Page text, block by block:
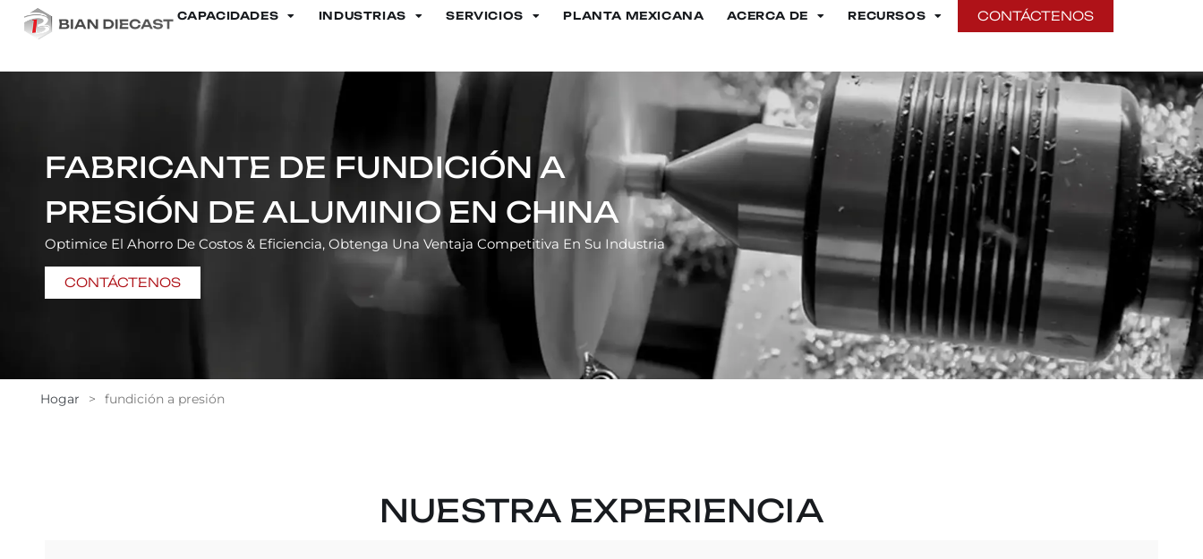
CAPACIDADES INDUSTRIAS SERVICIOS PLANTA MEXICANA ACERCA DE RECURSOS CONTÁCTENOS
FABRICANTE DE FUNDICIÓN A
PRESIÓN DE ALUMINIO EN CHINA
Optimice El Ahorro De Costos & Eficiencia, Obtenga Una Ventaja Competitiva En Su Industria
CONTÁCTENOS
Hogar > fundición a presión
NUESTRA EXPERIENCIA